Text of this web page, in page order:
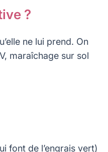
?
ne lui prend. On
maraîchage sur sol
font de l’engrais vert)